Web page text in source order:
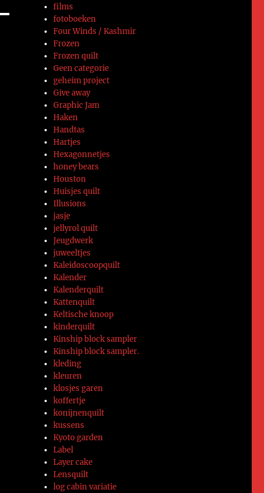
films
fotoboeken
Four Winds / Kashmir
Frozen
Frozen quilt
Geen categorie
geheim project
Give away
Graphic Jam
Haken
Handtas
Hartjes
Hexagonnetjes
honey bears
Houston
Huisjes quilt
Illusions
jasje
jellyrol quilt
Jeugdwerk
juweeltjes
Kaleidoscoopquilt
Kalender
Kalenderquilt
Kattenquilt
Keltische knoop
kinderquilt
Kinship block sampler
Kinship block sampler.
kleding
kleuren
klosjes garen
koffertje
konijnenquilt
kussens
Kyoto garden
Label
Layer cake
Lensquilt
log cabin variatie